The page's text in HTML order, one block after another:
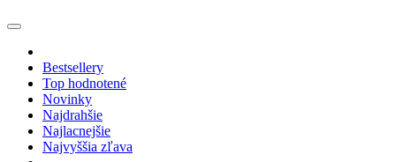
Bestsellery
Top hodnotené
Novinky
Najdrahšie
Najlacnejšie
Najvyššia zľava